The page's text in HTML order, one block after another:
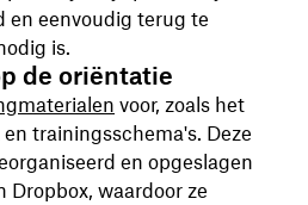
en eenvoudig terug te
is.
de oriëntatie
voor, zoals het
trainingsschema's. Deze
en opgeslagen
Dropbox, waardoor ze